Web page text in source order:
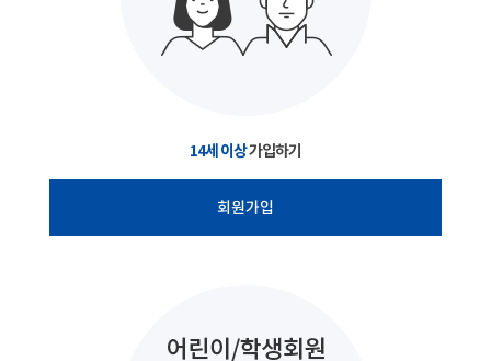
14세 이상가입하기
회원가입